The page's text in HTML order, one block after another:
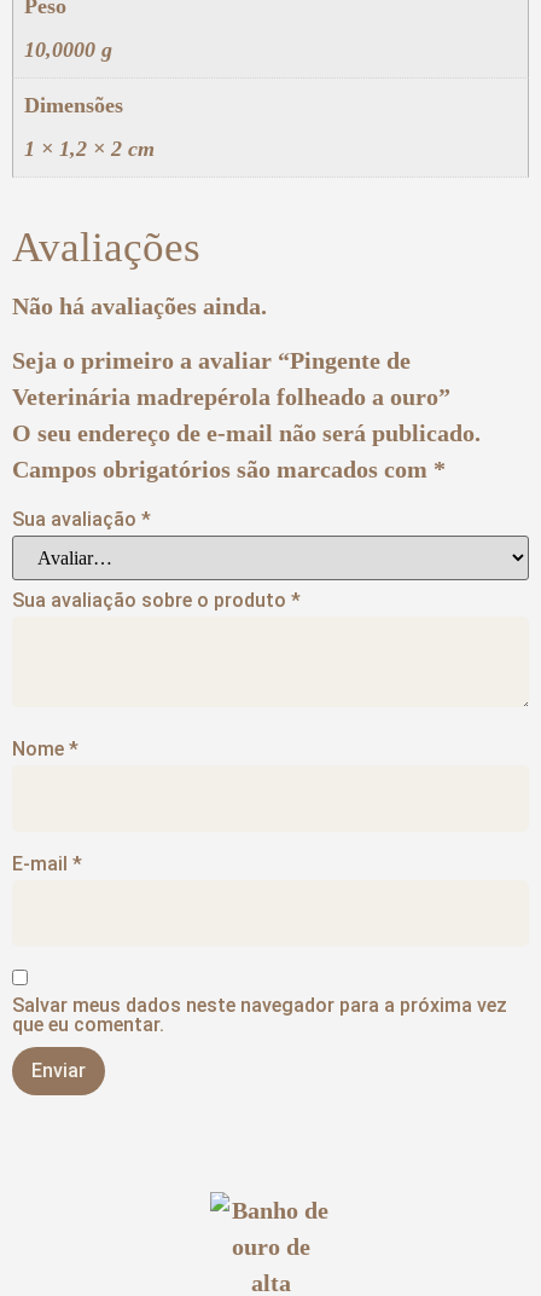
Peso
10,0000 g
Dimensões
1 × 1,2 × 2 cm
Avaliações
Não há avaliações ainda.
Seja o primeiro a avaliar “Pingente de
Veterinária madrepérola folheado a ouro”
O seu endereço de e-mail não será publicado.
Campos obrigatórios são marcados com *
Sua avaliação *
Sua avaliação sobre o produto *
Nome *
E-mail *
Salvar meus dados neste navegador para a próxima vez
que eu comentar.